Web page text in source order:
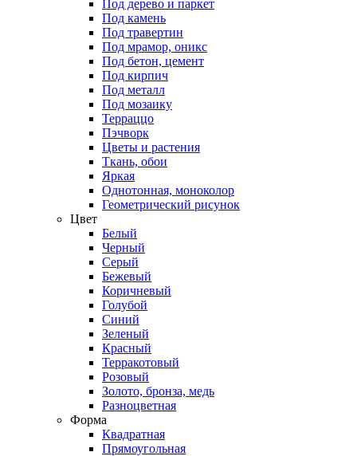
Под дерево и паркет
Под камень
Под травертин
Под мрамор, оникс
Под бетон, цемент
Под кирпич
Под металл
Под мозаику
Терраццо
Пэчворк
Цветы и растения
Ткань, обои
Яркая
Однотонная, моноколор
Геометрический рисунок
Цвет
Белый
Черный
Серый
Бежевый
Коричневый
Голубой
Синий
Зеленый
Красный
Терракотовый
Розовый
Золото, бронза, медь
Разноцветная
Форма
Квадратная
Прямоугольная